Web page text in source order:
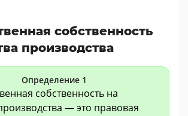
собственность
производства
Определение 1
собственность на
— это правовая